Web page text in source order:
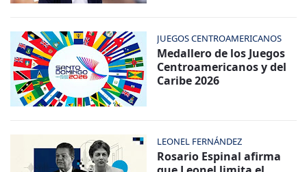
JUEGOS CENTROAMERICANOS
Medallero de los Juegos
Centroamericanos y del
Caribe 2026
LEONEL FERNÁNDEZ
Rosario Espinal afirma